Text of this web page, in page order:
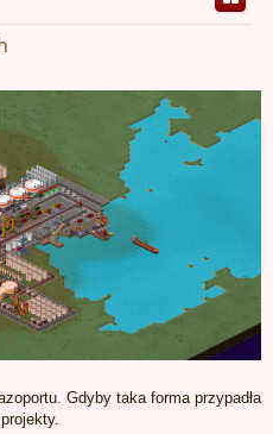
Gdyby taka forma przypadła